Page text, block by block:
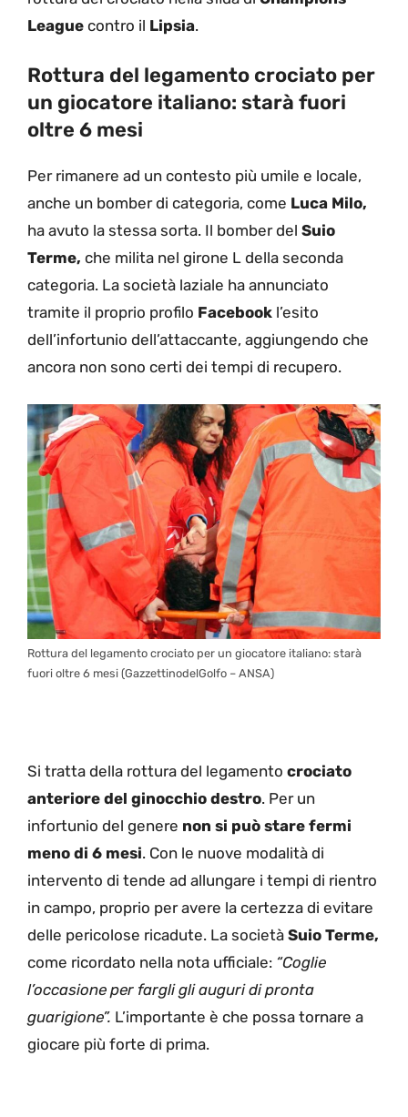
League contro il Lipsia.
Rottura del legamento crociato per
un giocatore italiano: starà fuori
oltre 6 mesi
Per rimanere ad un contesto più umile e locale,
anche un bomber di categoria, come Luca Milo,
ha avuto la stessa sorta. Il bomber del Suio
Terme, che milita nel girone L della seconda
categoria. La società laziale ha annunciato
tramite il proprio profilo Facebook l’esito
dell’infortunio dell’attaccante, aggiungendo che
ancora non sono certi dei tempi di recupero.
Rottura del legamento crociato per un giocatore italiano: starà
fuori oltre 6 mesi (GazzettinodelGolfo – ANSA)
Si tratta della rottura del legamento crociato
anteriore del ginocchio destro. Per un
infortunio del genere non si può stare fermi
meno di 6 mesi. Con le nuove modalità di
intervento di tende ad allungare i tempi di rientro
in campo, proprio per avere la certezza di evitare
delle pericolose ricadute. La società Suio Terme,
come ricordato nella nota ufficiale: “Coglie
l’occasione per fargli gli auguri di pronta
guarigione”. L’importante è che possa tornare a
giocare più forte di prima.